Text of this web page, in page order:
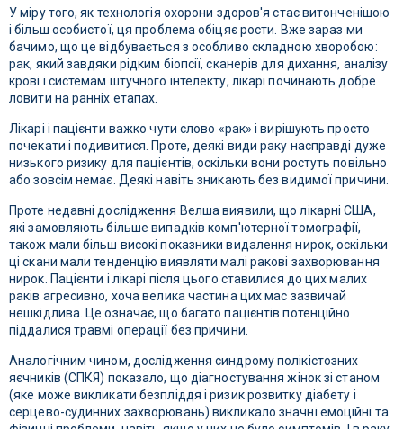
У міру того, як технологія охорони здоров'я стає витонченішою
і більш особистої, ця проблема обіцяє рости. Вже зараз ми
бачимо, що це відбувається з особливо складною хворобою:
рак, який завдяки рідким біопсії, сканерів для дихання, аналізу
крові і системам штучного інтелекту, лікарі починають добре
ловити на ранніх етапах.
Лікарі і пацієнти важко чути слово «рак» і вирішують просто
почекати і подивитися. Проте, деякі види раку насправді дуже
низького ризику для пацієнтів, оскільки вони ростуть повільно
або зовсім немає. Деякі навіть зникають без видимої причини.
Проте недавні дослідження Велша виявили, що лікарні США,
які замовляють більше випадків комп'ютерної томографії,
також мали більш високі показники видалення нирок, оскільки
ці скани мали тенденцію виявляти малі ракові захворювання
нирок. Пацієнти і лікарі після цього ставилися до цих малих
раків агресивно, хоча велика частина цих мас зазвичай
нешкідлива. Це означає, що багато пацієнтів потенційно
піддалися травмі операції без причини.
Аналогічним чином, дослідження синдрому полікістозних
яєчників (СПКЯ) показало, що діагностування жінок зі станом
(яке може викликати безпліддя і ризик розвитку діабету і
серцево-судинних захворювань) викликало значні емоційні та